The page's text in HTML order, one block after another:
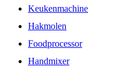
Keukenmachine
Hakmolen
Foodprocessor
Handmixer